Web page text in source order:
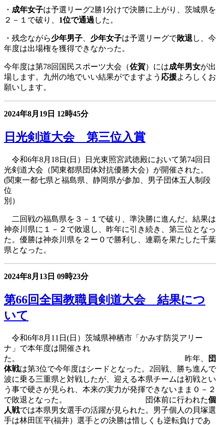
・ 成年女子は予選リーグ2勝1分けで決勝に上がり、茨城県を
２－１で破り、 1位で通過 した。
・残念ながら少年男子 少年女子は予選リーグで敗退 し、今
年度は出場権を獲得できなかった。
今年度は第78回国民スポーツ大会（佐賀）には成年男女が出
場します。九州の地でいい結果がでますよう 応援よろしくお
願いします。
2024年8月19日 12時45分
日光剣道大会 第三位入賞
令和6年8月18日(日）日光東照宮武徳殿において第74回日
光剣道大会（関東都県団体対抗優勝大会）が開催された。
(関東一都七県と福島県、静岡県が参加、男子団体五人制段
位
別
二回戦の福島県を３－１で破り、準決勝に進んだ。結果は
神奈川県に１－２で敗退し、昨年に引き続き、第三位となっ
た。優勝は神奈川県を２ー０で勝利し、連覇を果たした千葉
県となった。
2024年8月13日 09時23分
第66回全国教職員剣道大会 結果につ
いて
令和6年8月11日(日）茨城県神栖市「かみす防災アリー
ナ」で本年度は開催され
た。 昨年、
団
体戦は第3位で今年度はシードとなった。2回戦、勝ち進んで
波に乗る三重県と対戦したが、迎える本県チームは初戦とい
う事で硬さが見られ、本来の実力が発揮できないまま０－２
で敗退となった。 団体前に行われた個
人戦では本県男女選手の活躍が見られた。男子個人の貝塚選
手は林田匡平(福井）選手との決勝は惜しくも逆転負けであ